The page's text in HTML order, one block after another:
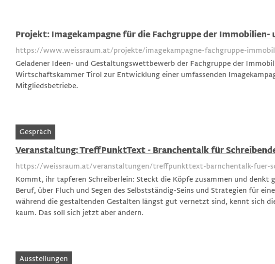
Projekt: Imagekampagne für die Fachgruppe der Immobilien-
https://www.weissraum.at/projekte/imagekampagne-fachgruppe-
Geladener Ideen- und Gestaltungswettbewerb der Fachgruppe der
Wirtschaftskammer Tirol zur Entwicklung einer umfassenden
Mitgliedsbetriebe.
Gespräch
Veranstaltung: TreffPunktText - Branchentalk für
https://weissraum.at/veranstaltungen/treffpunkttext-barnchentalk-fuer-
Kommt, ihr tapferen Schreiberlein: Steckt die Köpfe zusammen und denkt
Beruf, über Fluch und Segen des Selbstständig-Seins und Strategien für
während die gestaltenden Gestalten längst gut vernetzt sind, kennt sich
kaum. Das soll sich jetzt aber ändern.
Ausstellungen